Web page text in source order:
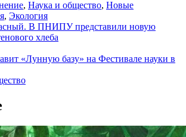
, Наука и общество, Новые
, Экология
В ПНИПУ представили новую
хлеба
«Лунную базу» на Фестивале науки в